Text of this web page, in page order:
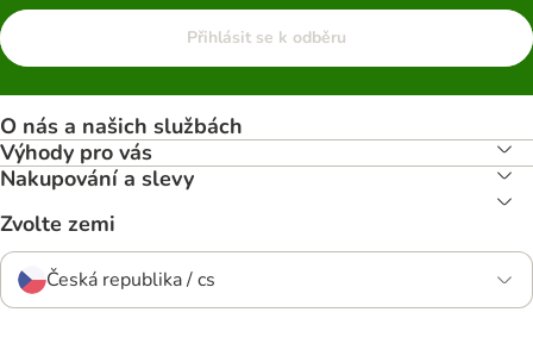
Přihlásit se k odběru
O nás a našich službách
Výhody pro vás
Nakupování a slevy
Zvolte zemi
Česká republika / cs